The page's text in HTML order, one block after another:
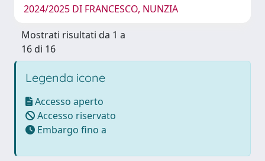
2024/2025 DI FRANCESCO, NUNZIA
Mostrati risultati da 1 a
16 di 16
Legenda icone
Accesso aperto
Accesso riservato
Embargo fino a